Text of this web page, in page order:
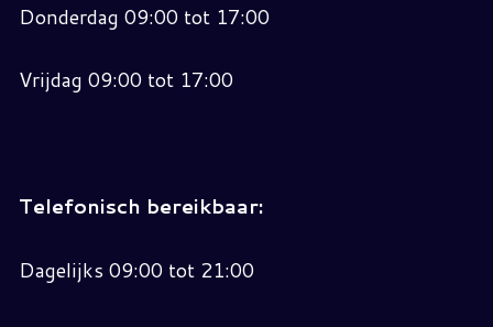
Donderdag 09:00 tot 17:00
Vrijdag 09:00 tot 17:00
Telefonisch bereikbaar:
Dagelijks 09:00 tot 21:00